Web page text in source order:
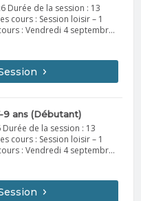
Durée de la session : 13
cours : Session loisir – 1
: Vendredi 4 septembre
précédant le début
contenant toutes les
Spectacle de fin de
à venir en octobre.
9 ans (Débutant)
de la session : 13
cours : Session loisir – 1
: Vendredi 4 septembre
précédant le début de la
toutes les
Espadrilles